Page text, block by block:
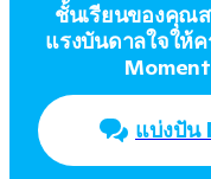
ชั้นเรียนของคุณ
แรงบันดาลใจให้
แบ่งปัน